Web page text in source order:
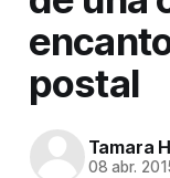
postal
Tamara
08 abr.